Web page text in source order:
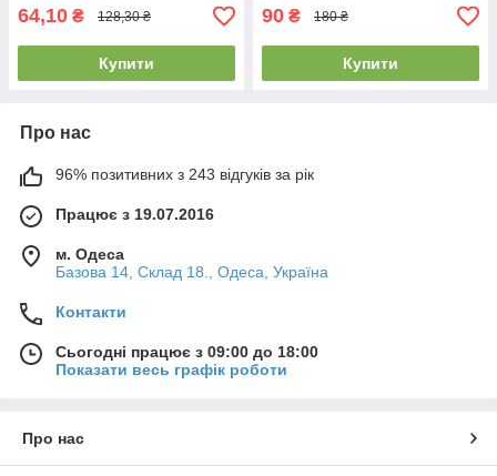
64,10 ₴ 128,30 ₴
Купити
90 ₴ 180 ₴
Купити
Про нас
96% позитивних з 243 відгуків за рік
Працює з 19.07.2016
м. Одеса
Базова 14, Склад 18., Одеса, Україна
Контакти
Сьогодні працює з 09:00 до 18:00
Показати весь графік роботи
Про нас